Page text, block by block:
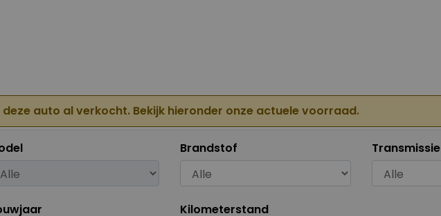
deze auto al verkocht. Bekijk hieronder onze actuele voorraad.
Brandstof Transmissie
Kilometerstand